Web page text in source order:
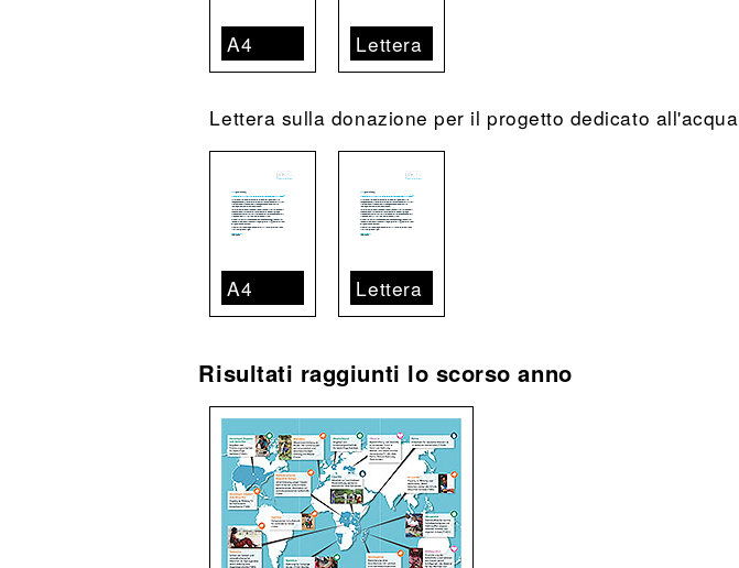
A4 Lettera
Lettera sulla donazione per il progetto dedicato all'acqua
A4 Lettera
Risultati raggiunti lo scorso anno